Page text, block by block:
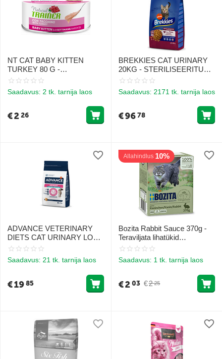
NT CAT BABY KITTEN
TURKEY 80 G -
Täisväärtuslik konserveeritud
alates 3. nädala vanusest.
Saadavus: 2 tk. tarnija laos
€2 26
BREKKIES CAT URINARY
20KG - STERILISEERITUD
KASSIDELE (KANA JA RIIS)
Saadavus: 2171 tk. tarnija laos
€9678
ADVANCE VETERINARY
DIETS CAT URINARY LOW
CALORIES 1.25KG -
TERVISE TOETUSEKS JA
Saadavus: 21 tk. tarnija laos
€1985
Allahindlus 10%
Bozita Rabbit Sauce 370g -
Teraviljata lihatükid
küülikukastmes
Saadavus: 1 tk. tarnija laos
€2 25
€2 03